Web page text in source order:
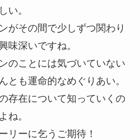
い。
がその間で少しずつ関わり
味深いですね。
のことには気づいていない
とも運命的なめぐりあい。
存在について知っていくの
ね。
リーに乞うご期待！